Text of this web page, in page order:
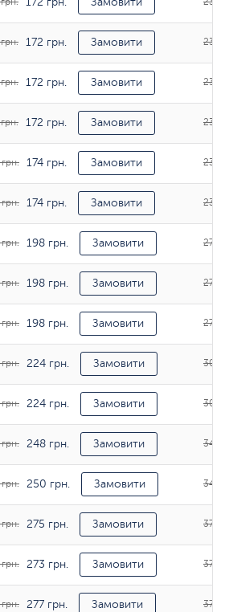
172 грн. Замовити 236
172 грн. Замовити 236
172 грн. Замовити 236
174 грн. Замовити 236
174 грн. Замовити 236
198 грн. Замовити 274
198 грн. Замовити 276
198 грн. Замовити 276
224 грн. Замовити 308
224 грн. Замовити 308
248 грн. Замовити 342
250 грн. Замовити 342
275 грн. Замовити 377
273 грн. Замовити 375
277 грн. Замовити 377